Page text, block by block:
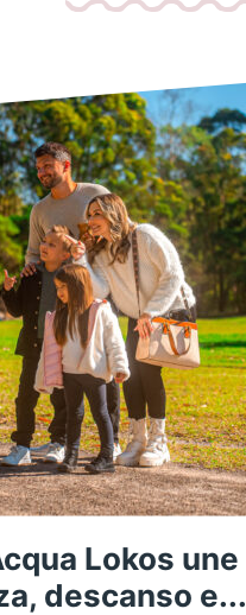
Lokos une
descanso e...